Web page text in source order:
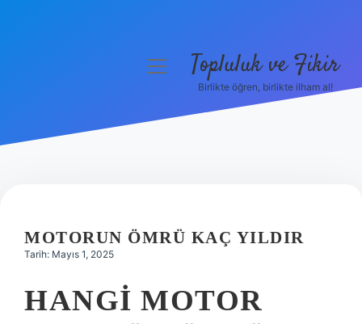
Hakkımızda
menüyüTopluluk ve Fikir
Birlikte öğren, birlikte ilham al!
MOTORUN ÖMRÜ KAÇ YILDIR
Tarih: Mayıs 1, 2025
HANGI MOTOR